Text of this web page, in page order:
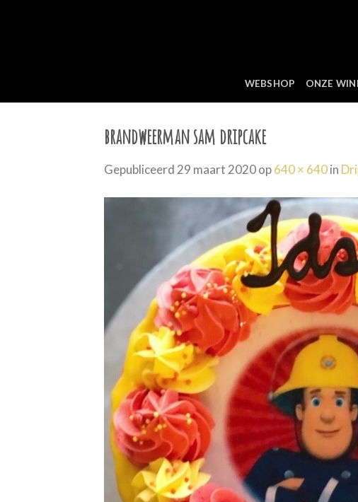
WEBSHOP ONZE
brandweerman sam dripcake
Gepubliceerd29 maart 2020op640 × 640in